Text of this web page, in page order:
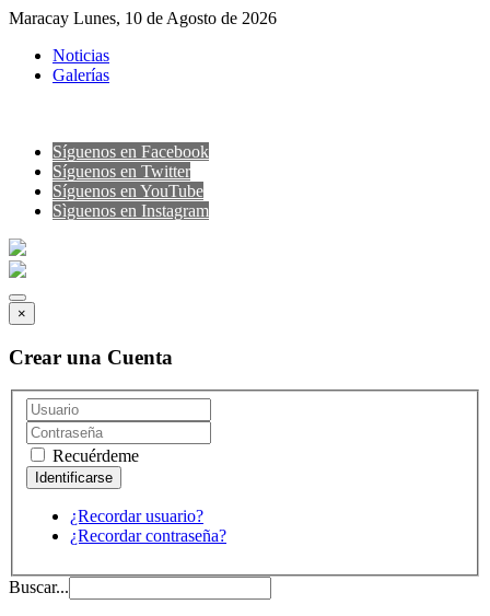
Maracay Lunes, 10 de Agosto de 2026
Noticias
Galerías
Síguenos en Facebook
Síguenos en Twitter
Síguenos en YouTube
Sìguenos en Instagram
×
Crear una Cuenta
Recuérdeme
¿Recordar usuario?
¿Recordar contraseña?
Buscar...